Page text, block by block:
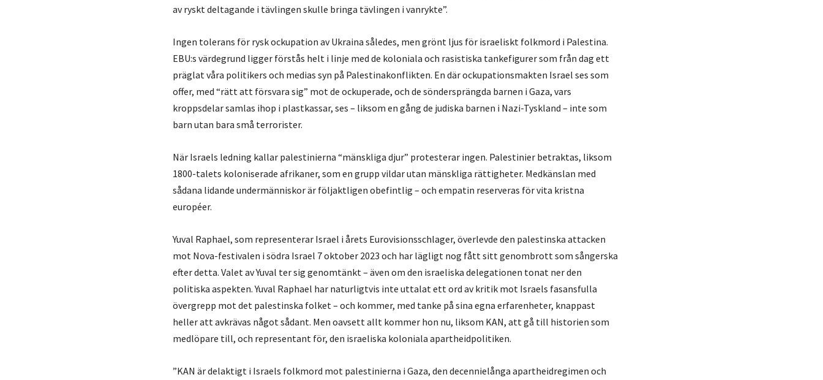
av ryskt deltagande i tävlingen skulle bringa tävlingen i vanrykte”.
Ingen tolerans för rysk ockupation av Ukraina således, men grönt ljus för israeliskt folkmord i Palestina.
EBU:s värdegrund ligger förstås helt i linje med de koloniala och rasistiska tankefigurer som från dag ett
präglat våra politikers och medias syn på Palestinakonflikten. En där ockupationsmakten Israel ses som
offer, med “rätt att försvara sig” mot de ockuperade, och de söndersprängda barnen i Gaza, vars
kroppsdelar samlas ihop i plastkassar, ses – liksom en gång de judiska barnen i Nazi-Tyskland – inte som
barn utan bara små terrorister.
När Israels ledning kallar palestinierna “mänskliga djur” protesterar ingen. Palestinier betraktas, liksom
1800-talets koloniserade afrikaner, som en grupp vildar utan mänskliga rättigheter. Medkänslan med
sådana lidande undermänniskor är följaktligen obefintlig – och empatin reserveras för vita kristna
européer.
Yuval Raphael, som representerar Israel i årets Eurovisionsschlager, överlevde den palestinska attacken
mot Nova-festivalen i södra Israel 7 oktober 2023 och har lägligt nog fått sitt genombrott som sångerska
efter detta. Valet av Yuval ter sig genomtänkt – även om den israeliska delegationen tonat ner den
politiska aspekten. Yuval Raphael har naturligtvis inte uttalat ett ord av kritik mot Israels fasansfulla
övergrepp mot det palestinska folket – och kommer, med tanke på sina egna erfarenheter, knappast
heller att avkrävas något sådant. Men oavsett allt kommer hon nu, liksom KAN, att gå till historien som
medlöpare till, och representant för, den israeliska koloniala apartheidpolitiken.
”KAN är delaktigt i Israels folkmord mot palestinierna i Gaza, den decennielånga apartheidregimen och